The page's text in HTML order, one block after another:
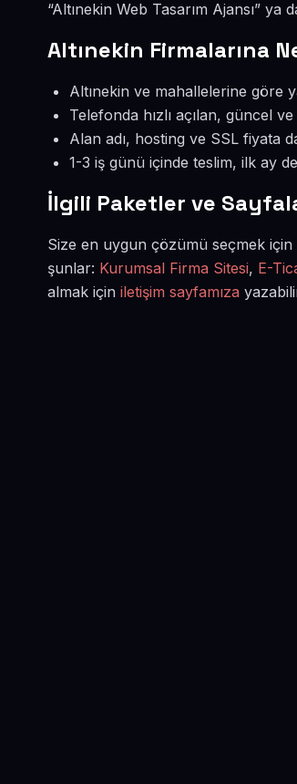
“Altınekin Web Tasarım Ajansı”
Altınekin Firmalarına
Altınekin ve mahallelerine göre
Telefonda hızlı açılan, güncel
Alan adı, hosting ve SSL fiyata
1-3 iş günü içinde teslim, ilk ay
İlgili Paketler ve
Size en uygun çözümü seçmek için
şunlar: Kurumsal Firma Sitesi, E-
almak için iletişim sayfamıza